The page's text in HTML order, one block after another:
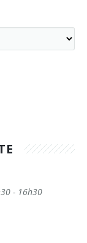
- 16h30